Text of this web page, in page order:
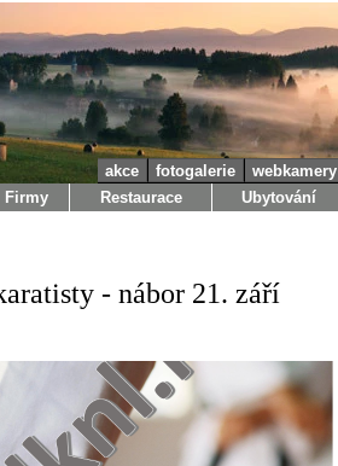
akce fotogalerie
webkamery
Firmy Restaurace Ubytování
- nábor 21. září